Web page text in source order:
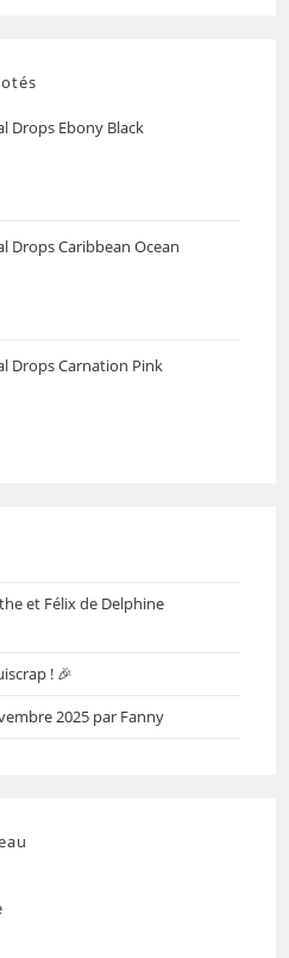
Drops Ebony Black
Drops Caribbean Ocean
Drops Carnation Pink
et Félix de Delphine
! 🎉
2025 par Fanny